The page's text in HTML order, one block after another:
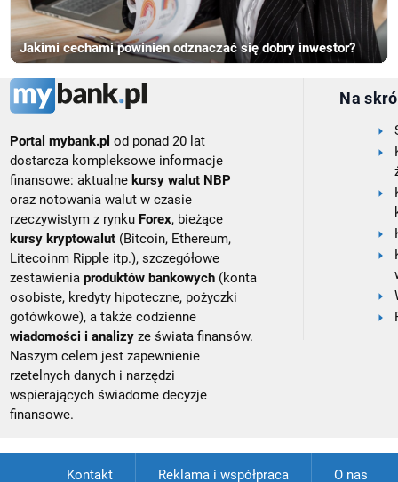
Jakimi cechami powinien odznaczać się dobry inwestor?
Portal mybank.pl od ponad 20 lat
dostarcza kompleksowe informacje
finansowe: aktualne kursy walut NBP
oraz notowania walut w czasie
rzeczywistym z rynku Forex, bieżące
kursy kryptowalut (Bitcoin, Ethereum,
Litecoinm Ripple itp.), szczegółowe
zestawieniaproduktów bankowych (konta
osobiste, kredyty hipoteczne, pożyczki
gotówkowe), a także codzienne
wiadomości i analizy ze świata finansów.
Naszym celem jest zapewnienie
rzetelnych danych i narzędzi
wspierających świadome decyzje
finansowe.
Na
Kontakt Reklama i współpraca O nas